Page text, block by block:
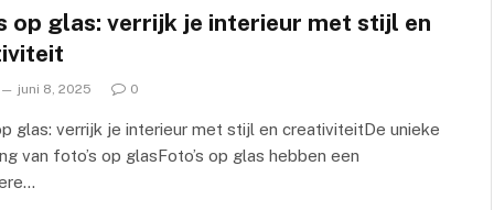
op glas: verrijk je interieur met stijl en
juni 8, 2025 0
glas: verrijk je interieur met stijl en creativiteitDe unieke
van foto’s op glasFoto’s op glas hebben een